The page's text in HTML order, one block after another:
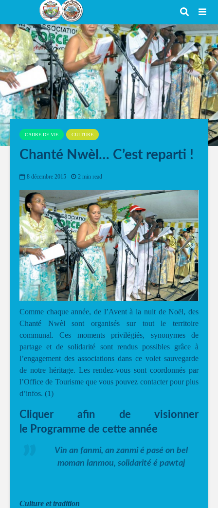
CADRE DE VIE CULTURE
Chanté Nwèl… C’est reparti !
8 décembre 2015 2 min read
Comme chaque année, de l’Avent à la nuit de Noël, des
Chanté Nwèl sont organisés sur tout le territoire
communal. Ces moments privilégiés, synonymes de
partage et de solidarité sont rendus possibles grâce à
l’engagement des associations dans ce volet sauvegarde
de notre héritage. Les rendez-vous sont coordonnés par
l’Office de Tourisme que vous pouvez contacter pour plus
d’infos. (1)
Cliquer afin de visionner
le Programme de cette année
Vin an fanmi, an zanmi é pasé on bel
moman lanmou, solidarité é pawtaj
Culture et tradition